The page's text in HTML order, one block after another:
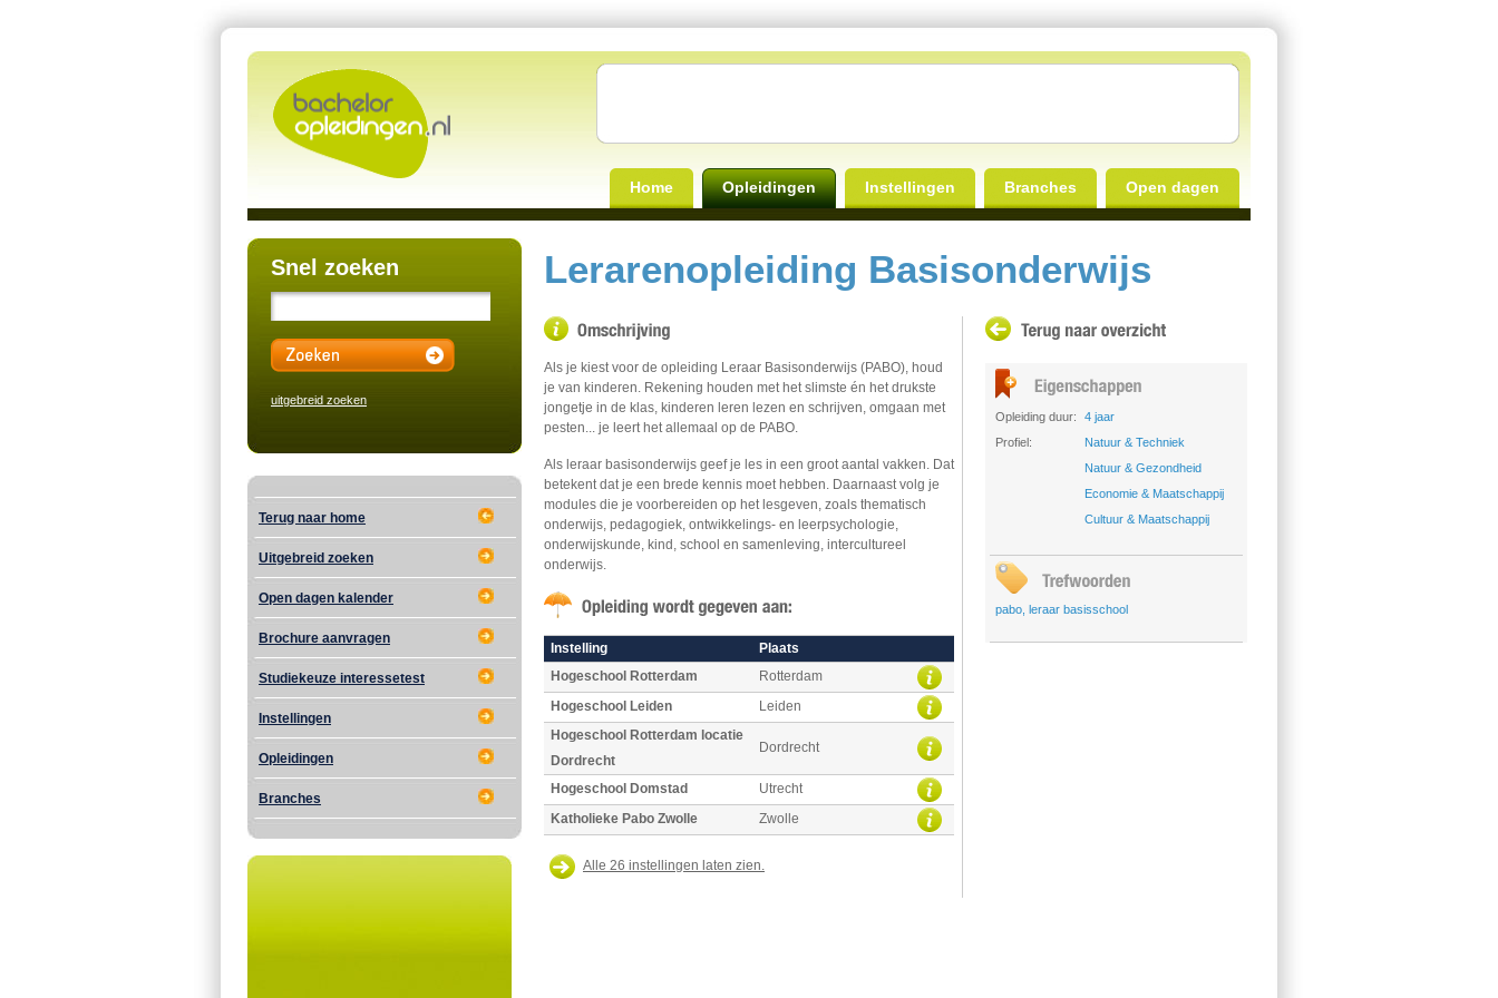
Home Opleidingen Instellingen Branches Open dagen
Snel zoeken
uitgebreid zoeken
Terug naar home
Uitgebreid zoeken
Open dagen kalender
Brochure aanvragen
Studiekeuze interessetest
Instellingen
Opleidingen
Branches
Lerarenopleiding Basisonderwijs
Als je kiest voor de opleiding Leraar Basisonderwijs (PABO), houd
je van kinderen. Rekening houden met het slimste én het drukste
jongetje in de klas, kinderen leren lezen en schrijven, omgaan met
pesten... je leert het allemaal op de PABO.
Als leraar basisonderwijs geef je les in een groot aantal vakken. Dat
betekent dat je een brede kennis moet hebben. Daarnaast volg je
modules die je voorbereiden op het lesgeven, zoals thematisch
onderwijs, pedagogiek, ontwikkelings- en leerpsychologie,
onderwijskunde, kind, school en samenleving, intercultureel
onderwijs.
Instelling
Plaats
Hogeschool Rotterdam
Rotterdam
Hogeschool Leiden
Leiden
Hogeschool Rotterdam locatie
Dordrecht
Dordrecht
Hogeschool Domstad
Utrecht
Katholieke Pabo Zwolle
Zwolle
Alle 26 instellingen laten zien.
Opleiding duur:
4 jaar
Profiel:
Natuur & Techniek
Natuur & Gezondheid
Economie & Maatschappij
Cultuur & Maatschappij
pabo leraar basisschool